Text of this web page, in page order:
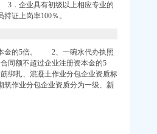
企业具有初级以上相应专业的
证上岗率100％。
本金的5倍。 2、 一碗水代办执照
同额不超过企业注册资本金的5
绑扎、混凝土作业分包企业资质标
业分包企业资质分为一级、 新